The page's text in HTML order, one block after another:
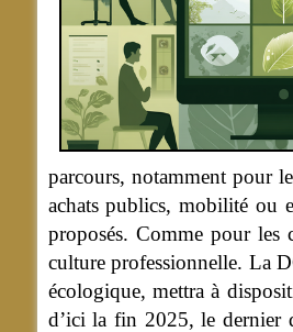
parcours, notamment pour
achats publics, mobilité ou
proposés. Comme pour les
culture professionnelle. La
écologique, mettra à
d’ici la fin 2025, le dernier